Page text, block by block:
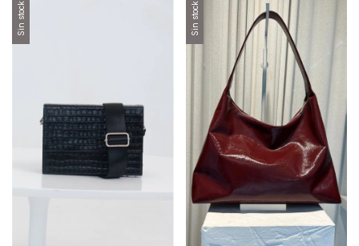
Sin stock Sin stock